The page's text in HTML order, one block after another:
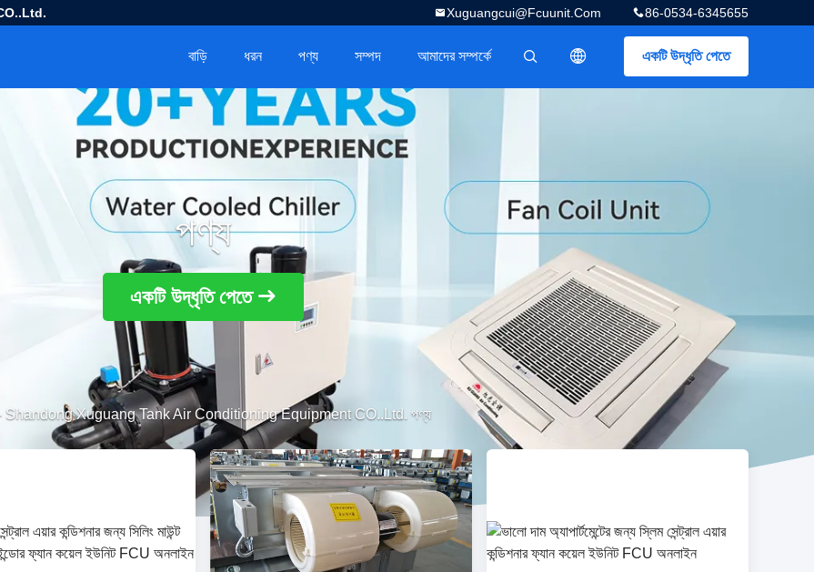
86-0534-6345655
Xuguangcui@fcuunit.com
একটি উদ্ধৃতি পেতে
বাড়ি ধরন পণ্য সম্পদ আমাদের সম্পর্কে
পণ্য
একটি উদ্ধৃতি পেতে
Shandong Xuguang Tank Air Conditioning Equipment CO..Ltd. পণ্য